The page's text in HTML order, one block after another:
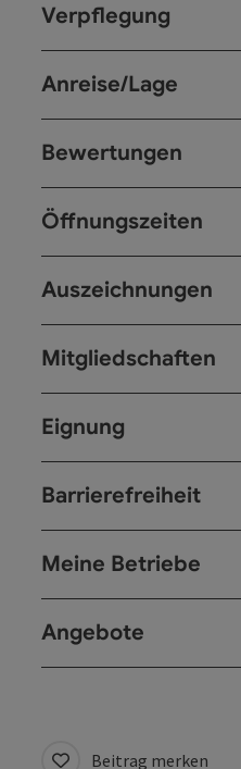
Verpflegung
Anreise/Lage
Bewertungen
Öffnungszeiten
Auszeichnungen
Mitgliedschaften
Eignung
Barrierefreiheit
Meine Betriebe
Angebote
Beitrag merken